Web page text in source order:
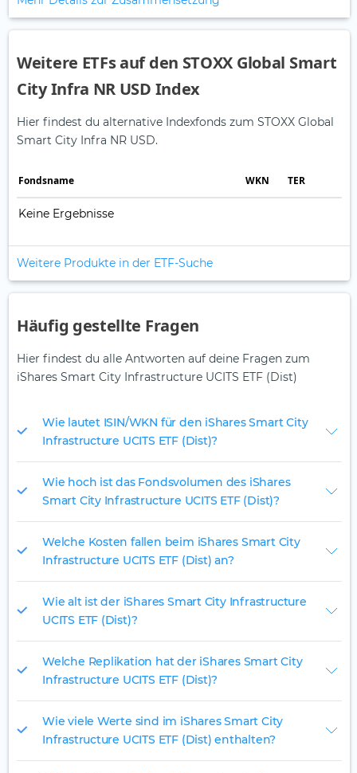
Weitere ETFs auf den STOXX Global Smart
City Infra NR USD Index
Hier findest du alternative Indexfonds zum STOXX Global
Smart City Infra NR USD.
Fonds­name WKN TER
Keine Ergebnisse
Weitere Produkte in der ETF-Suche
Häufig gestellte Fragen
Hier findest du alle Antworten auf deine Fragen zum
iShares Smart City Infrastructure UCITS ETF (Dist)
Wie lautet ISIN/WKN für den iShares Smart City
Infrastructure UCITS ETF (Dist)?
Wie hoch ist das Fondsvolumen des iShares
Smart City Infrastructure UCITS ETF (Dist)?
Welche Kosten fallen beim iShares Smart City
Infrastructure UCITS ETF (Dist) an?
Wie alt ist der iShares Smart City Infrastructure
UCITS ETF (Dist)?
Welche Replikation hat der iShares Smart City
Infrastructure UCITS ETF (Dist)?
Wie viele Werte sind im iShares Smart City
Infrastructure UCITS ETF (Dist) enthalten?